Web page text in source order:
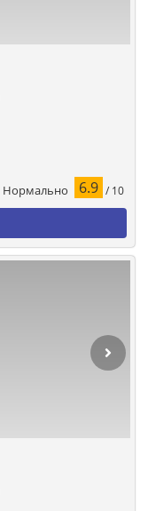
Нормально 6.9 / 10